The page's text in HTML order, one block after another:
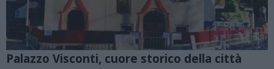
Palazzo Visconti, cuore storico della città